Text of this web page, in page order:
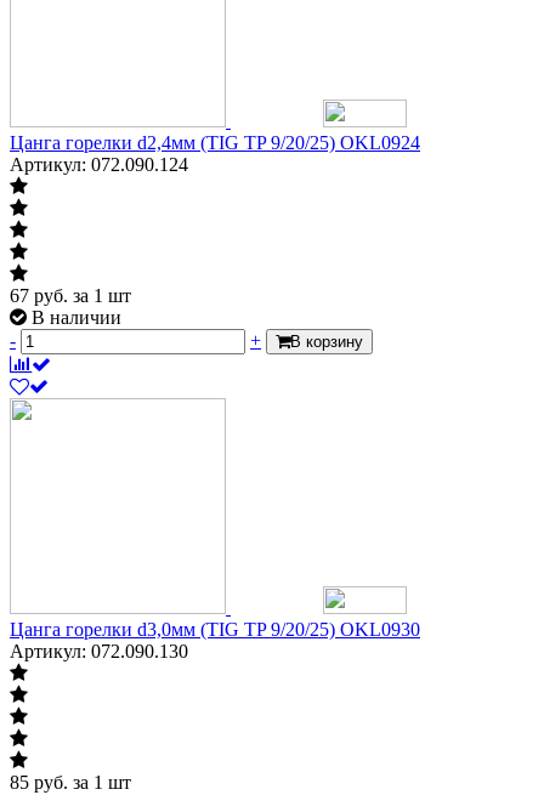
Цанга горелки d2,4мм (TIG TP 9/20/25) OKL0924
Артикул: 072.090.124
67 руб. за 1 шт
В наличии
-
+ В корзину
Цанга горелки d3,0мм (TIG TP 9/20/25) OKL0930
Артикул: 072.090.130
85 руб. за 1 шт